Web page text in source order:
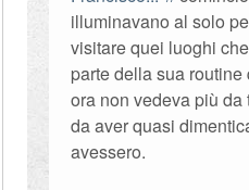
illuminavano al solo
visitare quei luoghi
parte della sua
ora non vedeva più da
da aver quasi
avessero.